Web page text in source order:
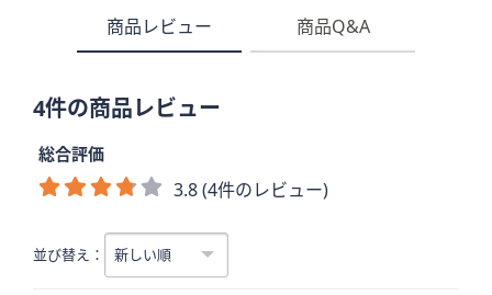
商品レビュー 商品Q&A
4件の商品レビュー
総合評価
3.8 (4件のレビュー)
並び替え：